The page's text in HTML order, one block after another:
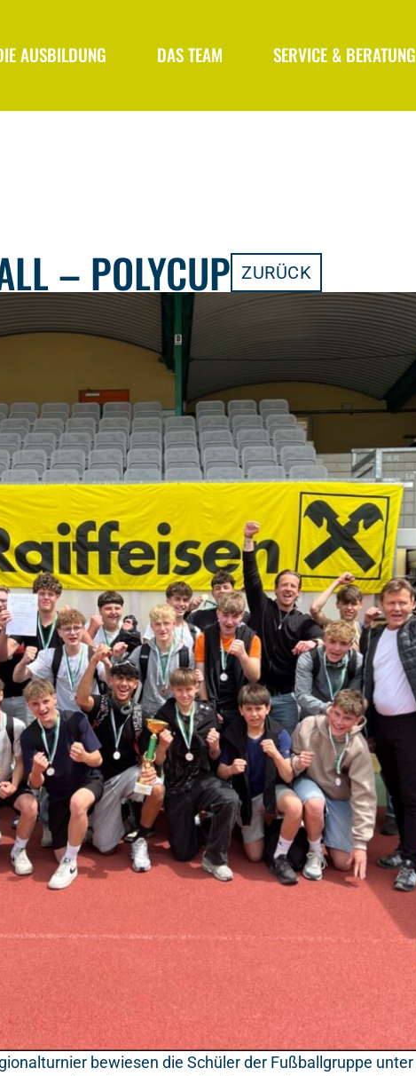
AUSBILDUNG DAS TEAM SERVICE & BERATUNG
– POLYCUP ZURÜCK
bewiesen die Schüler der Fußballgruppe